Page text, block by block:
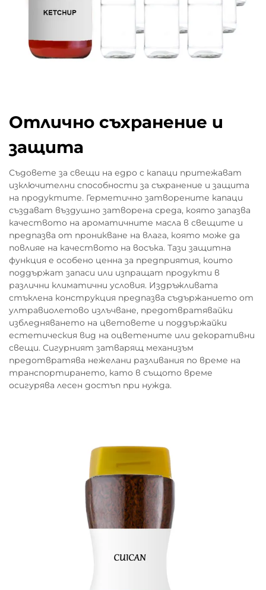
Отлично съхранение и
защита
Съдовете за свещи на едро с капаци притежават
изключителни способности за съхранение и защита
на продуктите. Герметично затворените капаци
създават въздушно затворена среда, която запазва
качеството на ароматичните масла в свещите и
предпазва от проникване на влага, която може да
повлияе на качеството на восъка. Тази защитна
функция е особено ценна за предприятия, които
поддържат запаси или изпращат продукти в
различни климатични условия. Издръжливата
стъклена конструкция предпазва съдържанието от
ултравиолетово излъчване, предотвратявайки
избледняването на цветовете и поддържайки
естетическия вид на оцветените или декоративни
свещи. Сигурният затварящ механизъм
предотвратява нежелани разливания по време на
транспортирането, като в същото време
осигурява лесен достъп при нужда.